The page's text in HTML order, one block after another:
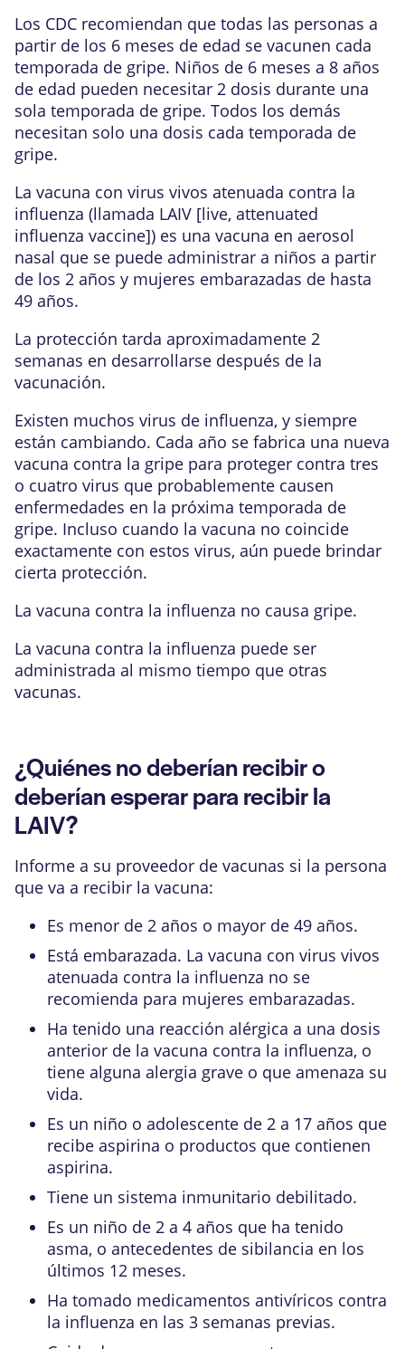
Los CDC recomiendan que todas las personas a
partir de los 6 meses de edad se vacunen cada
temporada de gripe. Niños de 6 meses a 8 años
de edad pueden necesitar 2 dosis durante una
sola temporada de gripe. Todos los demás
necesitan solo una dosis cada temporada de
gripe.
La vacuna con virus vivos atenuada contra la
influenza (llamada LAIV [live, attenuated
influenza vaccine]) es una vacuna en aerosol
nasal que se puede administrar a niños a partir
de los 2 años y mujeres embarazadas de hasta
49 años.
La protección tarda aproximadamente 2
semanas en desarrollarse después de la
vacunación.
Existen muchos virus de influenza, y siempre
están cambiando. Cada año se fabrica una nueva
vacuna contra la gripe para proteger contra tres
o cuatro virus que probablemente causen
enfermedades en la próxima temporada de
gripe. Incluso cuando la vacuna no coincide
exactamente con estos virus, aún puede brindar
cierta protección.
La vacuna contra la influenza no causa gripe.
La vacuna contra la influenza puede ser
administrada al mismo tiempo que otras
vacunas.
¿Quiénes no deberían recibir o
deberían esperar para recibir la
LAIV?
Informe a su proveedor de vacunas si la persona
que va a recibir la vacuna:
Es menor de 2 años o mayor de 49 años.
Está embarazada. La vacuna con virus vivos
atenuada contra la influenza no se
recomienda para mujeres embarazadas.
Ha tenido una reacción alérgica a una dosis
anterior de la vacuna contra la influenza, o
tiene alguna alergia grave o que amenaza su
vida.
Es un niño o adolescente de 2 a 17 años que
recibe aspirina o productos que contienen
aspirina.
Tiene un sistema inmunitario debilitado.
Es un niño de 2 a 4 años que ha tenido
asma, o antecedentes de sibilancia en los
últimos 12 meses.
Ha tomado medicamentos antivíricos contra
la influenza en las 3 semanas previas.